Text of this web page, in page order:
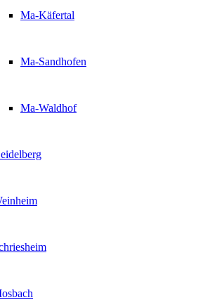
Ma-Käfertal
Ma-Sandhofen
Ma-Waldhof